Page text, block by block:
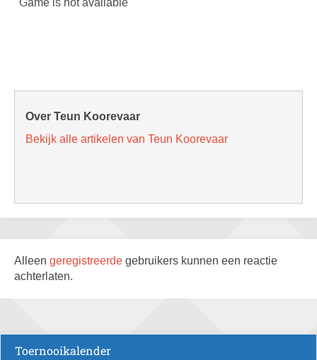
Over Teun Koorevaar
Bekijk alle artikelen van Teun Koorevaar
Alleen geregistreerde gebruikers kunnen een reactie
achterlaten.
Toernooikalender